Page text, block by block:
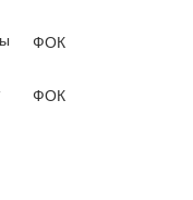
ФОК
ФОК